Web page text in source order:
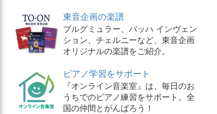
東音企画の楽譜
ブルグミュラー、バッハ インヴェン
ション、チェルニーなど、東音企画
オリジナルの楽譜をご紹介。
ピアノ学習をサポート
『オンライン音楽室』は、毎日のお
うちでのピアノ練習をサポート。全
国の仲間とがんばろう！